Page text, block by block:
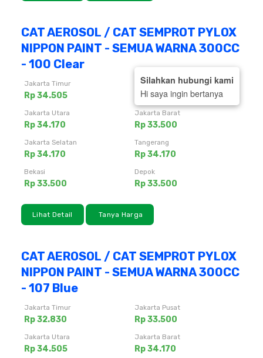
CAT AEROSOL / CAT SEMPROT PYLOX
NIPPON PAINT - SEMUA WARNA 300CC
- 100 Clear
Jakarta Timur
Rp 34.505
Jakarta Pusat
Rp 32.495
Jakarta Utara
Rp 34.170
Jakarta Barat
Rp 33.500
Jakarta Selatan
Rp 34.170
Tangerang
Rp 34.170
Bekasi
Rp 33.500
Depok
Rp 33.500
Lihat Detail Tanya Harga
CAT AEROSOL / CAT SEMPROT PYLOX
NIPPON PAINT - SEMUA WARNA 300CC
- 107 Blue
Jakarta Timur
Rp 32.830
Jakarta Pusat
Rp 33.500
Jakarta Utara
Rp 34.505
Jakarta Barat
Rp 34.170
Silahkan hubungi kami
Hi saya ingin bertanya